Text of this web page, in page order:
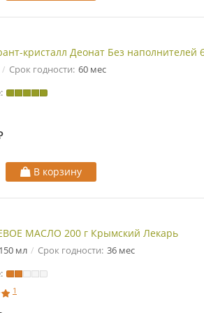
кристалл Деонат Без наполнителей
Срок годности: 60 мес
В корзину
МАСЛО 200 г Крымский Лекарь
150 мл Срок годности: 36 мес
1